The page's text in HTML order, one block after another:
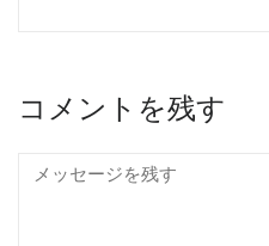
コメントを残す